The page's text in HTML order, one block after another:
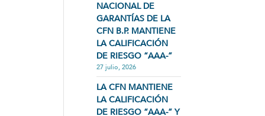
NACIONAL DE
GARANTÍAS DE LA
CFN B.P. MANTIENE
LA CALIFICACIÓN
DE RIESGO “AAA-”
27 julio, 2026
LA CFN MANTIENE
LA CALIFICACIÓN
DE RIESGO “AAA-” Y